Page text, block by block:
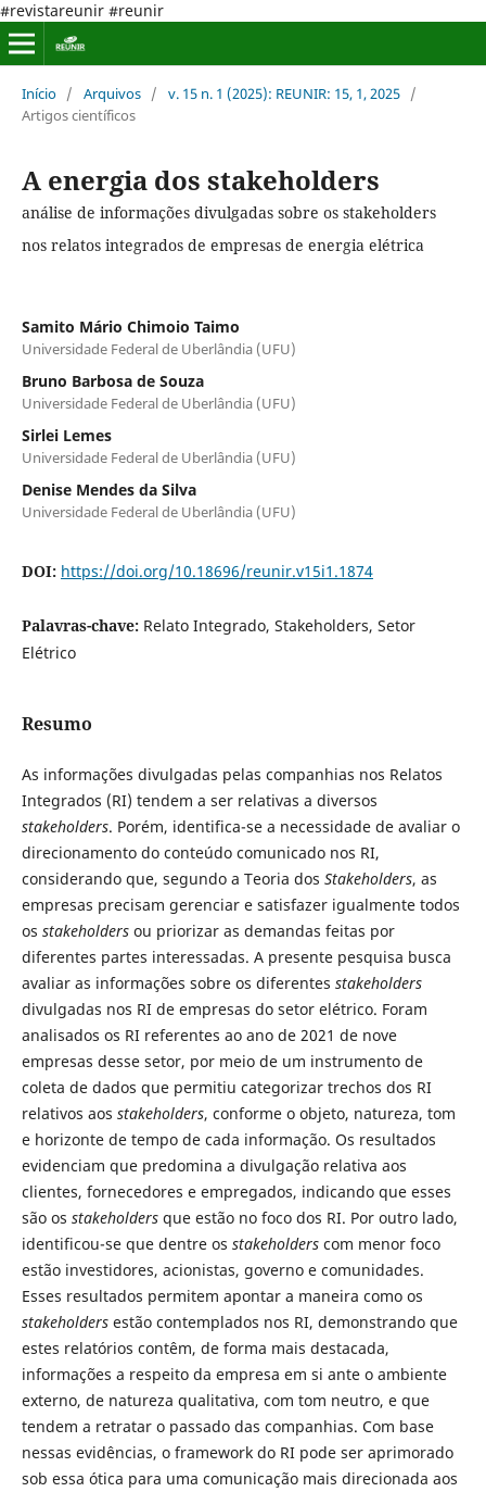
#revistareunir #reunir
Início / Arquivos / v. 15 n. 1 (2025): REUNIR: 15, 1, 2025 /
Artigos científicos
A energia dos stakeholders
análise de informações divulgadas sobre os stakeholders
nos relatos integrados de empresas de energia elétrica
Samito Mário Chimoio Taimo
Universidade Federal de Uberlândia (UFU)
Bruno Barbosa de Souza
Universidade Federal de Uberlândia (UFU)
Sirlei Lemes
Universidade Federal de Uberlândia (UFU)
Denise Mendes da Silva
Universidade Federal de Uberlândia (UFU)
DOI: https://doi.org/10.18696/reunir.v15i1.1874
Palavras-chave: Relato Integrado, Stakeholders, Setor
Elétrico
Resumo
As informações divulgadas pelas companhias nos Relatos
Integrados (RI) tendem a ser relativas a diversos
stakeholders. Porém, identifica-se a necessidade de avaliar o
direcionamento do conteúdo comunicado nos RI,
considerando que, segundo a Teoria dos Stakeholders, as
empresas precisam gerenciar e satisfazer igualmente todos
os stakeholdersou priorizar as demandas feitas por
diferentes partes interessadas. A presente pesquisa busca
avaliar as informações sobre os diferentes stakeholders
divulgadas nos RI de empresas do setor elétrico. Foram
analisados os RI referentes ao ano de 2021 de nove
empresas desse setor, por meio de um instrumento de
coleta de dados que permitiu categorizar trechos dos RI
relativos aos stakeholders, conforme o objeto, natureza, tom
e horizonte de tempo de cada informação. Os resultados
evidenciam que predomina a divulgação relativa aos
clientes, fornecedores e empregados, indicando que esses
são os stakeholdersque estão no foco dos RI. Por outro lado,
identificou-se que dentre os stakeholderscom menor foco
estão investidores, acionistas, governo e comunidades.
Esses resultados permitem apontar a maneira como os
stakeholdersestão contemplados nos RI, demonstrando que
estes relatórios contêm, de forma mais destacada,
informações a respeito da empresa em si ante o ambiente
externo, de natureza qualitativa, com tom neutro, e que
tendem a retratar o passado das companhias. Com base
nessas evidências, o framework do RI pode ser aprimorado
sob essa ótica para uma comunicação mais direcionada aos